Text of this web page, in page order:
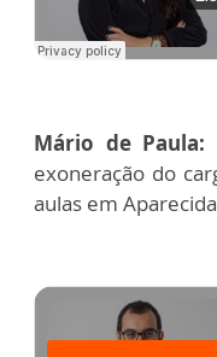
Mário de Paula:
exoneração do
aulas em